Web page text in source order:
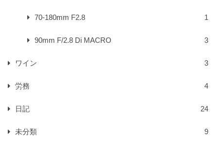
70-180mm F2.8 1
90mm F/2.8 Di MACRO 3
ワイン 3
労務 4
日記 24
未分類 9